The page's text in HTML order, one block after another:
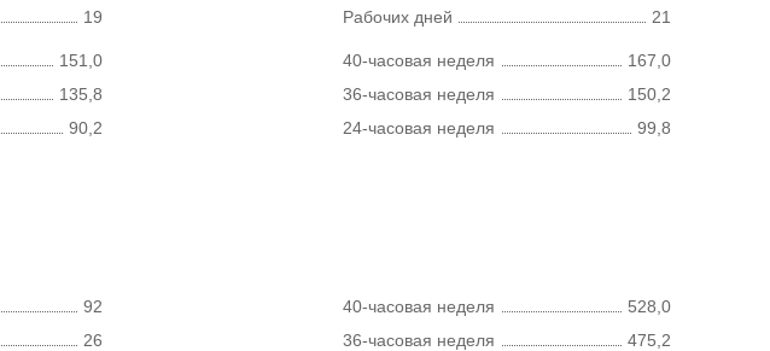
19
151,0
135,8
90,2
Рабочих дней
21
40-часовая неделя
167,0
36-часовая неделя
150,2
24-часовая неделя
99,8
92
26
40-часовая неделя
528,0
36-часовая неделя
475,2